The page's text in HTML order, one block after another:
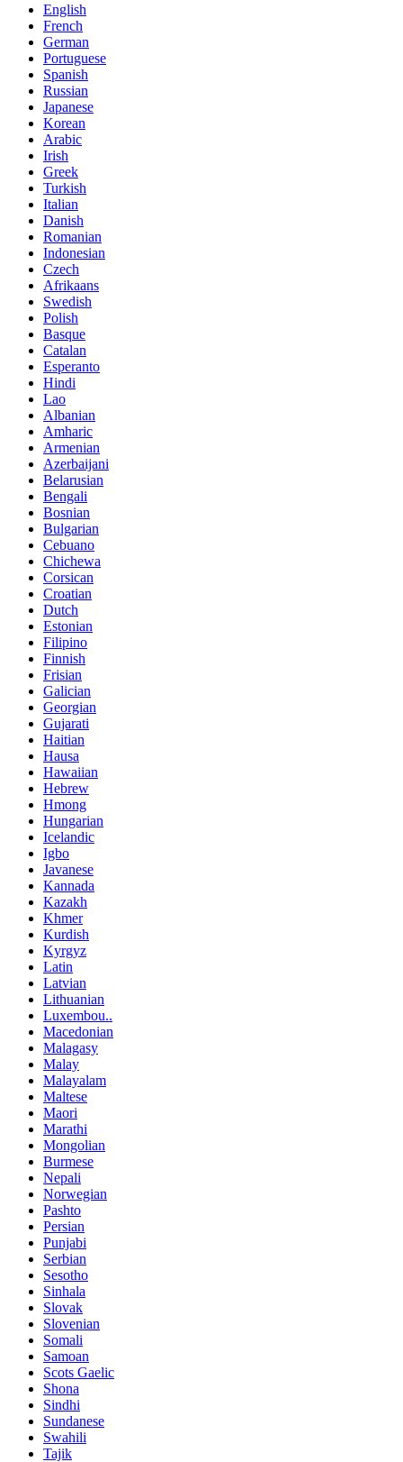
English
French
German
Portuguese
Spanish
Russian
Japanese
Korean
Arabic
Irish
Greek
Turkish
Italian
Danish
Romanian
Indonesian
Czech
Afrikaans
Swedish
Polish
Basque
Catalan
Esperanto
Hindi
Lao
Albanian
Amharic
Armenian
Azerbaijani
Belarusian
Bengali
Bosnian
Bulgarian
Cebuano
Chichewa
Corsican
Croatian
Dutch
Estonian
Filipino
Finnish
Frisian
Galician
Georgian
Gujarati
Haitian
Hausa
Hawaiian
Hebrew
Hmong
Hungarian
Icelandic
Igbo
Javanese
Kannada
Kazakh
Khmer
Kurdish
Kyrgyz
Latin
Latvian
Lithuanian
Luxembou..
Macedonian
Malagasy
Malay
Malayalam
Maltese
Maori
Marathi
Mongolian
Burmese
Nepali
Norwegian
Pashto
Persian
Punjabi
Serbian
Sesotho
Sinhala
Slovak
Slovenian
Somali
Samoan
Scots Gaelic
Shona
Sindhi
Sundanese
Swahili
Tajik